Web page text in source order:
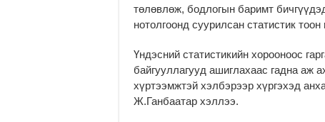
төлөвлөж, бодлогын баримт
нотолгоонд суурилсан статистик
Үндэсний статистикийн хорооноос
байгууллагууд ашиглахаас гадна аж
хүртээмжтэй хэлбэрээр хүргэхэд
Ж.Ганбаатар хэллээ.